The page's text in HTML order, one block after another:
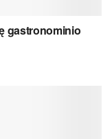
gastronominio